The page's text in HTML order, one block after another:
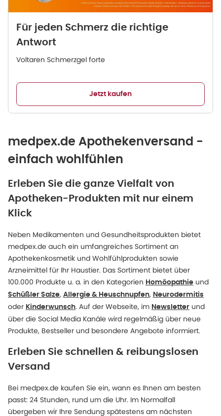
Für jeden Schmerz die richtige
Antwort
Voltaren Schmerzgel forte
Jetzt kaufen
medpex.de Apothekenversand -
einfach wohlfühlen
Erleben Sie die ganze Vielfalt von
Apotheken-Produkten mit nur einem
Klick
Neben Medikamenten und Gesundheitsprodukten bietet
medpex.de auch ein umfangreiches Sortiment an
Apothekenkosmetik und Wohlfühlprodukten sowie
Arzneimittel für Ihr Haustier. Das Sortiment bietet über
100.000 Produkte u. a. in den Kategorien Homöopathie und
Schüßler Salze, Allergie & Heuschnupfen, Neurodermitis
oder Kinderwunsch. Auf der Webseite, im Newsletter und
über die Social Media Kanäle wird regelmäßig über neue
Produkte, Bestseller und besondere Angebote informiert.
Erleben Sie schnellen & reibungslosen
Versand
Bei medpex.de kaufen Sie ein, wann es Ihnen am besten
passt: 24 Stunden, rund um die Uhr. Im Normalfall
übergeben wir Ihre Sendung spätestens am nächsten